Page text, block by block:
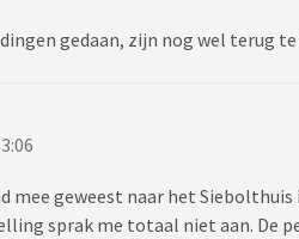
gedaan, zijn nog wel terug
mee geweest naar het
sprak me totaal niet aan. De